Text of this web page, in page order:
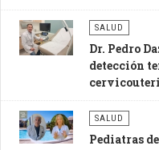
SALUD
Dr. Pedro
detección
SALUD
Pediatras